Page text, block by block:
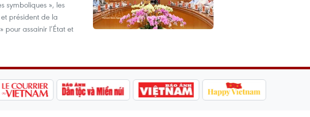
symboliques », les
président de la
pour assainir l’État et